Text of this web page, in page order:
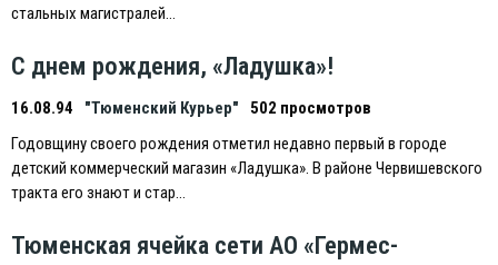
стальных магистралей…
С днем рождения, «Ладушка»!
16.08.94 "Тюменский Курьер"
502 просмотров
Годовщину своего рождения отметил недавно первый в городе
детский коммерческий магазин «Ладушка». В районе Червишевского
тракта его знают и стар…
Тюменская ячейка сети АО «Гермес-